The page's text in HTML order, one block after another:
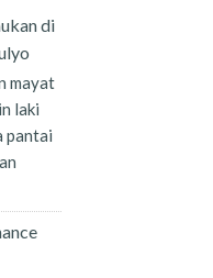
di
mayat
laki
pantai